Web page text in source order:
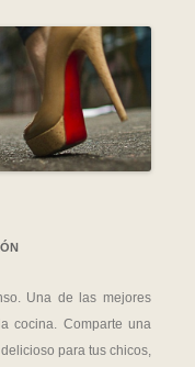
Una de las mejores
cocina. Comparte una
para tus chicos,